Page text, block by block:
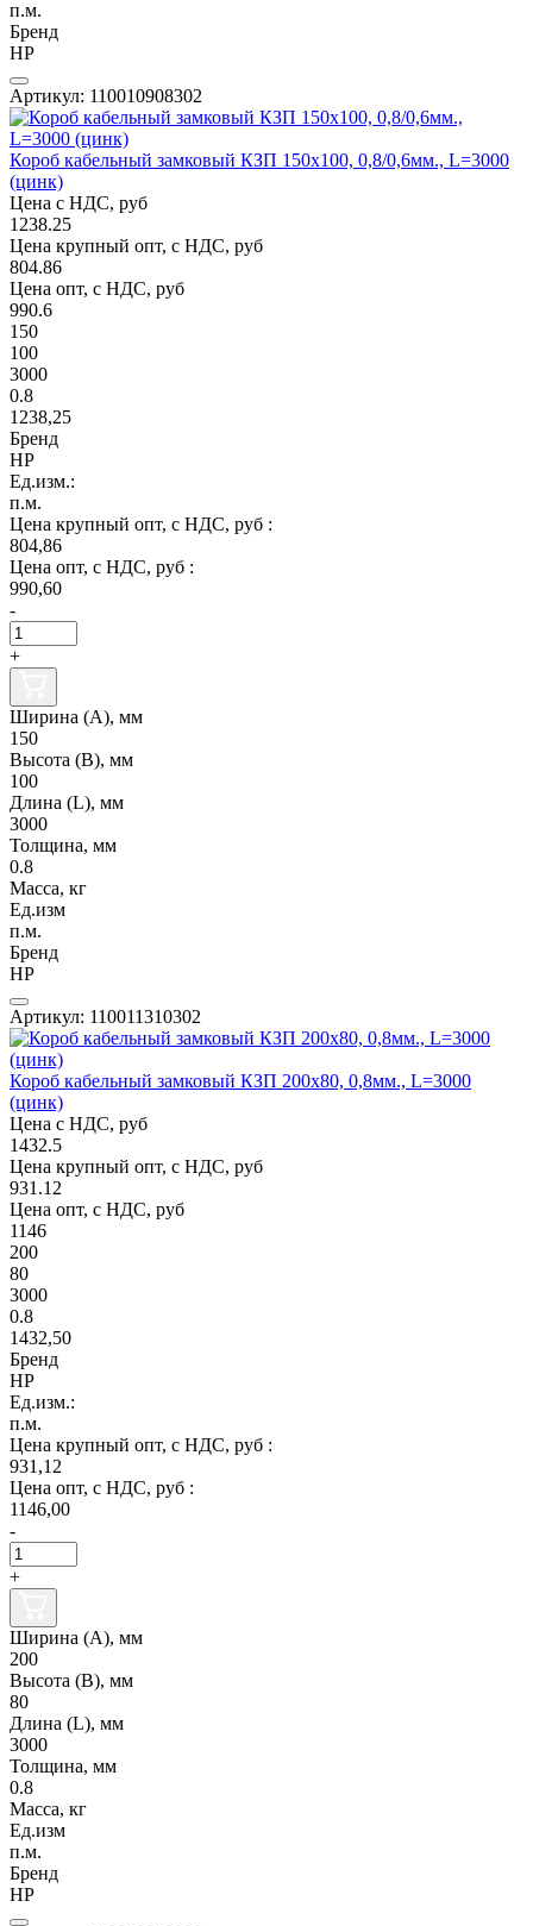
п.м.
Бренд
НР
Артикул: 110010908302
Короб кабельный замковый КЗП 150х100, 0,8/0,6мм., L=3000
(цинк)
Цена с НДС, руб
1238.25
Цена крупный опт, с НДС, руб
804.86
Цена опт, с НДС, руб
990.6
150
100
3000
0.8
1238,25
Бренд
НР
Ед.изм.:
п.м.
Цена крупный опт, с НДС, руб :
804,86
Цена опт, с НДС, руб :
990,60
-
+
Ширина (А), мм
150
Высота (В), мм
100
Длина (L), мм
3000
Толщина, мм
0.8
Масса, кг
Ед.изм
п.м.
Бренд
НР
Артикул: 110011310302
Короб кабельный замковый КЗП 200х80, 0,8мм., L=3000
(цинк)
Цена с НДС, руб
1432.5
Цена крупный опт, с НДС, руб
931.12
Цена опт, с НДС, руб
1146
200
80
3000
0.8
1432,50
Бренд
НР
Ед.изм.:
п.м.
Цена крупный опт, с НДС, руб :
931,12
Цена опт, с НДС, руб :
1146,00
-
+
Ширина (А), мм
200
Высота (В), мм
80
Длина (L), мм
3000
Толщина, мм
0.8
Масса, кг
Ед.изм
п.м.
Бренд
НР